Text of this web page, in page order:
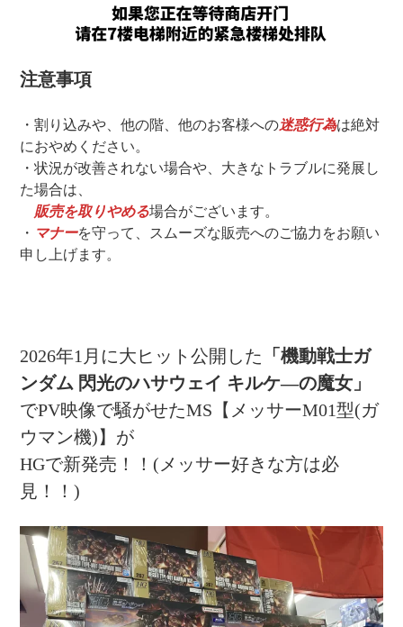
注意事項
・割り込みや、他の階、他のお客様への迷惑行為は絶対
におやめください。
・状況が改善されない場合や、大きなトラブルに発展し
た場合は、
販売を取りやめる場合がございます。
・ マナーを守って、スムーズな販売へのご協力をお願い
申し上げます。
2026年1月に大ヒット公開した
「機動戦士ガ
ンダム 閃光のハサウェイ キルケ―の魔女」
でPV映像で騒がせたMS【メッサーM01型(ガ
ウマン機)】が
HGで新発売！！(メッサー好きな方は必
見！！)